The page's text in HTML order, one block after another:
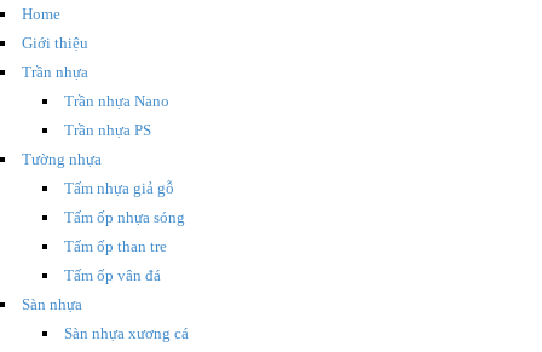
Home
Giới thiệu
Trần nhựa
Trần nhựa Nano
Trần nhựa PS
Tường nhựa
Tấm nhựa giả gỗ
Tấm ốp nhựa sóng
Tấm ốp than tre
Tấm ốp vân đá
Sàn nhựa
Sàn nhựa xương cá